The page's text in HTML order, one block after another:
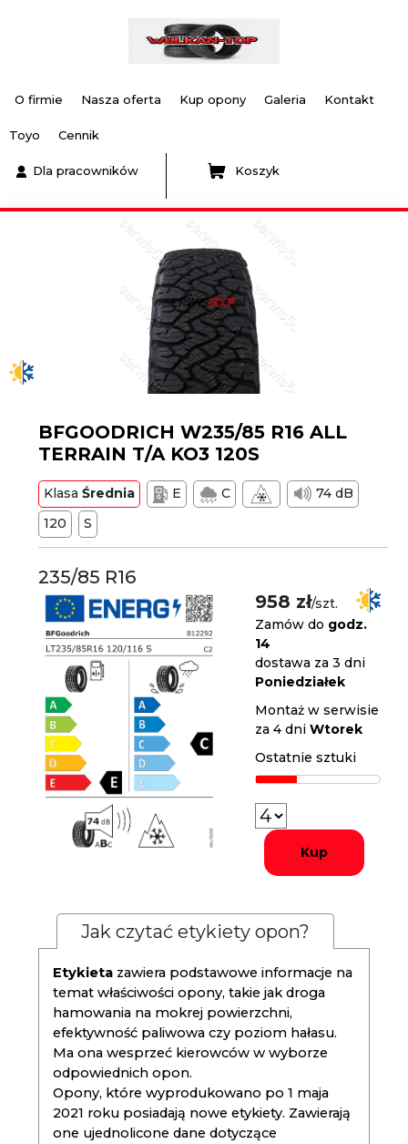
O firmie Nasza oferta Kup opony Galeria Kontakt
Toyo Cennik
Dla pracowników Koszyk
BFGOODRICH W235/85 R16 ALL
TERRAIN T/A KO3 120S
KlasaŚrednia E C
74 dB
120
S
235/85 R16
958 zł/szt.
Zamów do godz.
14
dostawa za 3 dni
Poniedziałek
Montaż w serwisie
za 4 dniWtorek
Ostatnie sztuki
Kup
Jak czytać etykiety opon?
Etykieta zawiera podstawowe informacje na
temat właściwości opony, takie jak droga
hamowania na mokrej powierzchni,
efektywność paliwowa czy poziom hałasu.
Ma ona wesprzeć kierowców w wyborze
odpowiednich opon.
Opony, które wyprodukowano po 1 maja
2021 roku posiadają nowe etykiety. Zawierają
one ujednolicone dane dotyczące